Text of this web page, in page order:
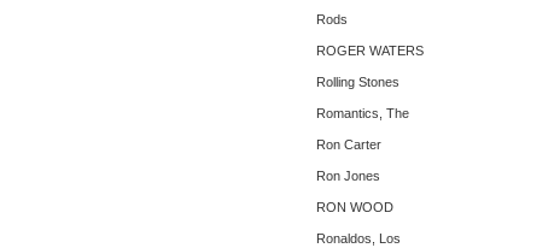
Rods
ROGER WATERS
Rolling Stones
Romantics, The ‎
Ron Carter
Ron Jones
RON WOOD
Ronaldos, Los